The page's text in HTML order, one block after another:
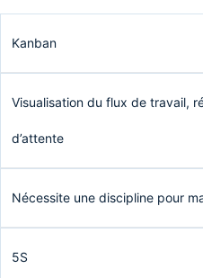
Kanban
Visualisation du flux de travail,
d’attente
Nécessite une discipline pour
5S